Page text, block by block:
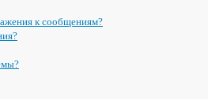
к сообщениям?